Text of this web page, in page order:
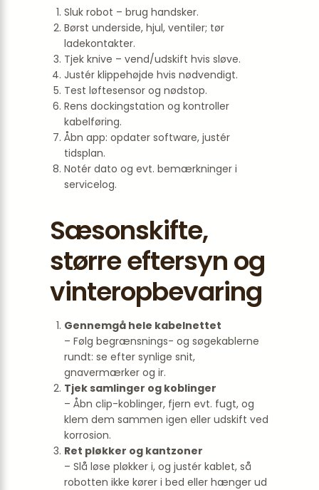
Sluk robot – brug handsker.
Børst underside, hjul, ventiler; tør
ladekontakter.
Tjek knive – vend/udskift hvis sløve.
Justér klippehøjde hvis nødvendigt.
Test løftesensor og nødstop.
Rens dockingstation og kontroller
kabelføring.
Åbn app: opdater software, justér
tidsplan.
Notér dato og evt. bemærkninger i
service­log.
Sæsonskifte,
større eftersyn og
vinteropbevaring
Gennemgå hele kabelnettet
– Følg begrænsnings- og søgekablerne
rundt: se efter synlige snit,
gnavermærker og ir.
Tjek samlinger og koblinger
– Åbn clip-koblinger, fjern evt. fugt, og
klem dem sammen igen eller udskift ved
korrosion.
Ret pløkker og kantzoner
– Slå løse pløkker i, og justér kablet, så
robotten ikke kører i bed eller hænger ud